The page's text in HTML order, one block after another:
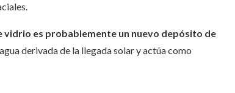
vidrio es probablemente un nuevo depósito de
derivada de la llegada solar y actúa como